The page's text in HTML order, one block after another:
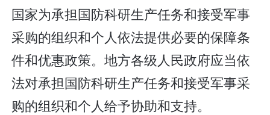
国家为承担国防科研生产任务和接受军事
采购的组织和个人依法提供必要的保障条
件和优惠政策。地方各级人民政府应当依
法对承担国防科研生产任务和接受军事采
购的组织和个人给予协助和支持。